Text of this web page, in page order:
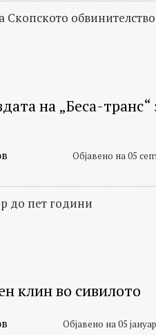
Скопското обвинителство
на „Беса-
Објавено на 05
до пет години
клин во сивилото
Објавено на 05